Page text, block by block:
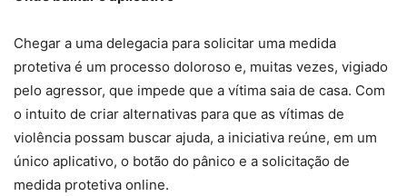
Chegar a uma delegacia para solicitar uma medida
protetiva é um processo doloroso e, muitas vezes, vigiado
pelo agressor, que impede que a vítima saia de casa. Com
o intuito de criar alternativas para que as vítimas de
violência possam buscar ajuda, a iniciativa reúne, em um
único aplicativo, o botão do pânico e a solicitação de
medida protetiva online.